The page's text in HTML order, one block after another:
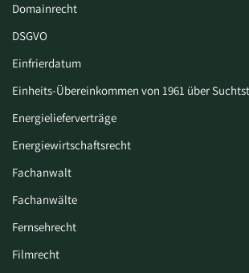
Domainrecht
DSGVO
Einfrierdatum
Einheits-Übereinkommen von 1961 über
Energielieferverträge
Energiewirtschaftsrecht
Fachanwalt
Fachanwälte
Fernsehrecht
Filmrecht